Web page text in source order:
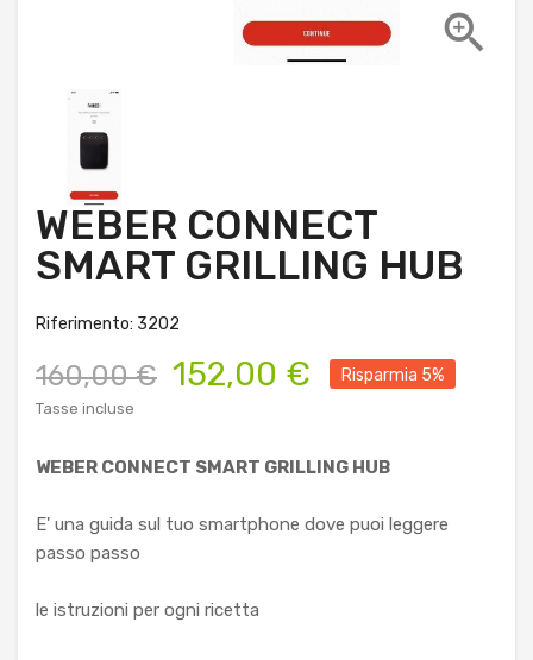

WEBER CONNECT
SMART GRILLING HUB
Riferimento: 3202
160,00 € 152,00 € Risparmia 5%
Tasse incluse
WEBER CONNECT SMART GRILLING HUB
E' una guida sul tuo smartphone dove puoi leggere
passo passo
le istruzioni per ogni ricetta